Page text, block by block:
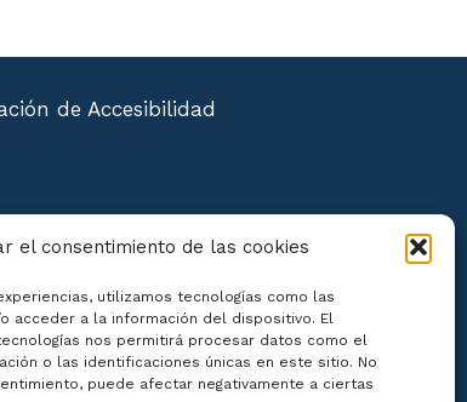
el consentimiento de las cookies
utilizamos tecnologías como las
acceder a la información del dispositivo. El
nos permitirá procesar datos como el
o las identificaciones únicas en este sitio. No
puede afectar negativamente a ciertas
de Accesibilidad